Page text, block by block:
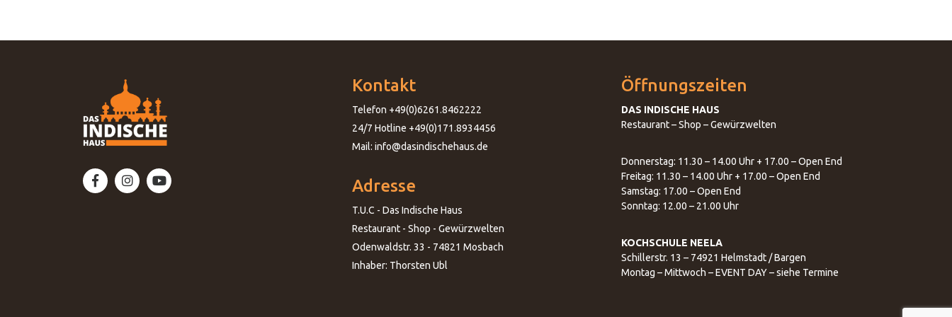
Kontakt
Telefon +49(0)6261.8462222
24/7 Hotline +49(0)171.8934456
Mail: info@dasindischehaus.de
Adresse
T.U.C - Das Indische Haus
Restaurant - Shop - Gewürzwelten
Odenwaldstr. 33 - 74821 Mosbach
Inhaber: Thorsten Ubl
Öffnungszeiten
DAS INDISCHE HAUS
Restaurant – Shop – Gewürzwelten
Donnerstag: 11.30 – 14.00 Uhr + 17.00 – Open End
Freitag: 11.30 – 14.00 Uhr + 17.00 – Open End
Samstag: 17.00 – Open End
Sonntag: 12.00 – 21.00 Uhr
KOCHSCHULE NEELA
Schillerstr. 13 – 74921 Helmstadt / Bargen
Montag – Mittwoch – EVENT DAY – siehe Termine